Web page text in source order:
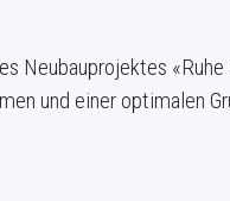
Neubauprojektes «Ruhe
und einer optimalen